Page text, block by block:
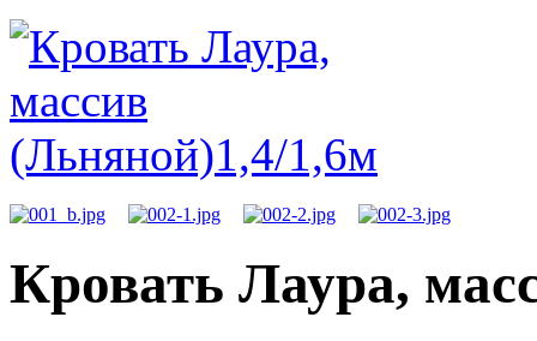
Кровать Лаура,